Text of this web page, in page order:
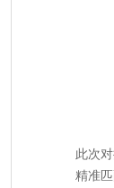
此次
精准